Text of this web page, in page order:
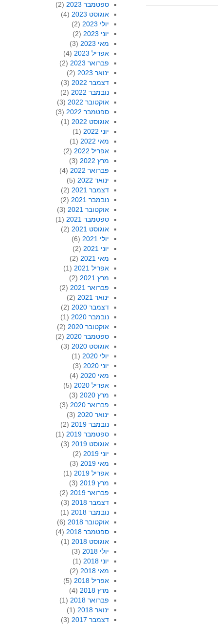
ספטמבר 2023
(2)
אוגוסט 2023
(4)
יולי 2023
(2)
יוני 2023
(2)
מאי 2023
(3)
אפריל 2023
(4)
פברואר 2023
(2)
ינואר 2023
(2)
דצמבר 2022
(3)
נובמבר 2022
(2)
אוקטובר 2022
(3)
ספטמבר 2022
(3)
אוגוסט 2022
(1)
יוני 2022
(1)
מאי 2022
(1)
אפריל 2022
(2)
מרץ 2022
(3)
פברואר 2022
(4)
ינואר 2022
(5)
דצמבר 2021
(2)
נובמבר 2021
(2)
אוקטובר 2021
(3)
ספטמבר 2021
(1)
אוגוסט 2021
(2)
יולי 2021
(6)
יוני 2021
(2)
מאי 2021
(2)
אפריל 2021
(1)
מרץ 2021
(2)
פברואר 2021
(2)
ינואר 2021
(2)
דצמבר 2020
(2)
נובמבר 2020
(1)
אוקטובר 2020
(2)
ספטמבר 2020
(2)
אוגוסט 2020
(3)
יולי 2020
(1)
יוני 2020
(3)
מאי 2020
(4)
אפריל 2020
(5)
מרץ 2020
(3)
פברואר 2020
(3)
ינואר 2020
(3)
נובמבר 2019
(2)
ספטמבר 2019
(1)
אוגוסט 2019
(3)
יוני 2019
(2)
מאי 2019
(3)
אפריל 2019
(1)
מרץ 2019
(3)
פברואר 2019
(2)
דצמבר 2018
(3)
נובמבר 2018
(1)
אוקטובר 2018
(6)
ספטמבר 2018
(4)
אוגוסט 2018
(1)
יולי 2018
(3)
יוני 2018
(1)
מאי 2018
(2)
אפריל 2018
(5)
מרץ 2018
(4)
פברואר 2018
(1)
ינואר 2018
(1)
דצמבר 2017
(3)